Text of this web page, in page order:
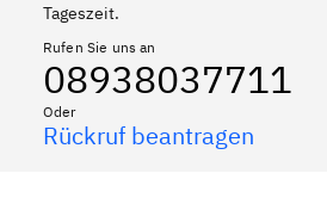
Tageszeit.
Rufen Sie uns an
08938037711
Oder
Rückruf beantragen